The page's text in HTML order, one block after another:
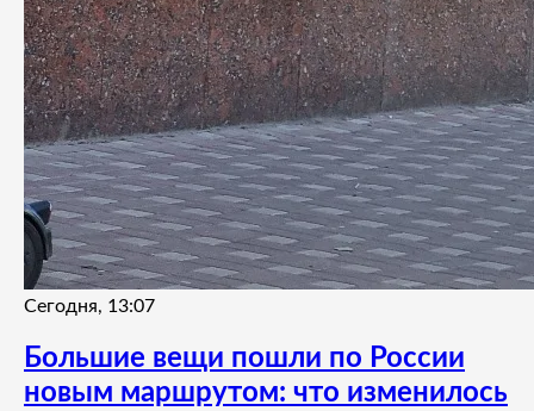
Сегодня, 13:07
Большие вещи пошли по России
новым маршрутом: что изменилось